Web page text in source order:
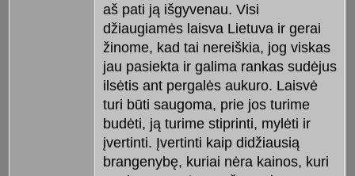
aš pati ją išgyvenau. Visi
džiaugiamės laisva Lietuva ir gerai
žinome, kad tai nereiškia, jog viskas
jau pasiekta ir galima rankas sudėjus
ilsėtis ant pergalės aukuro. Laisvė
turi būti saugoma, prie jos turime
budėti, ją turime stiprinti, mylėti ir
įvertinti. Įvertinti kaip didžiausią
brangenybę, kuriai nėra kainos, kuri